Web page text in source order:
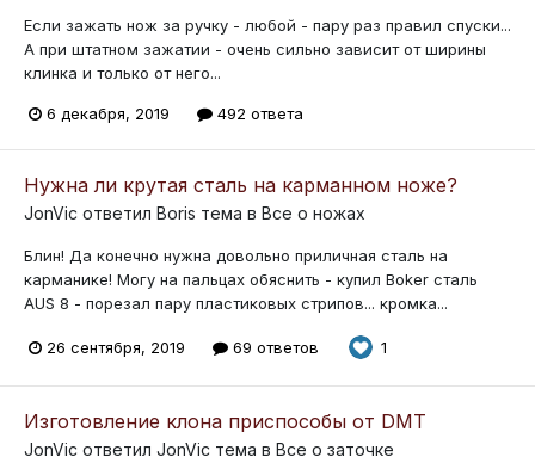
Если зажать нож за ручку - любой - пару раз правил спуски...
А при штатном зажатии - очень сильно зависит от ширины
клинка и только от него...
6 декабря, 2019 492 ответа
Нужна ли крутая сталь на карманном ноже?
JonVic ответил Boris тема в Все о ножах
Блин! Да конечно нужна довольно приличная сталь на
карманике! Могу на пальцах обяснить - купил Boker сталь
AUS 8 - порезал пару пластиковых стрипов... кромка...
26 сентября, 2019 69 ответов 1
Изготовление клона приспособы от DMT
JonVic ответил JonVic тема в Все о заточке